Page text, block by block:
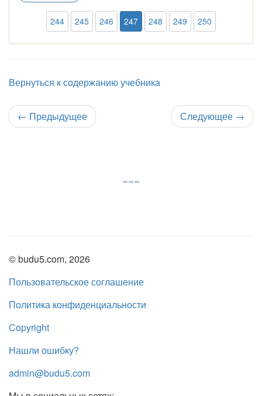
244 245 246 247 248 249 250
Вернуться к содержанию учебника
← Предыдущее Следующее →
© budu5.com, 2026
Пользовательское соглашение
Политика конфиденциальности
Copyright
Нашли ошибку?
admin@budu5.com